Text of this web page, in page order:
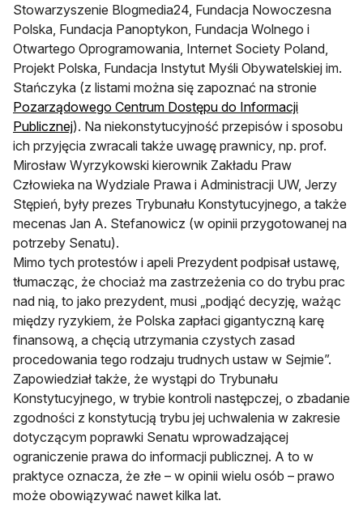
Stowarzyszenie Blogmedia24, Fundacja Nowoczesna
Polska, Fundacja Panoptykon, Fundacja Wolnego i
Otwartego Oprogramowania, Internet Society Poland,
Projekt Polska, Fundacja Instytut Myśli Obywatelskiej im.
Stańczyka (z listami można się zapoznać na stronie
Pozarządowego Centrum Dostępu do Informacji
Publicznejotwiera się w nowej karcie
). Na niekonstytucyjność przepisów i sposobu
ich przyjęcia zwracali także uwagę prawnicy, np. prof.
Mirosław Wyrzykowski kierownik Zakładu Praw
Człowieka na Wydziale Prawa i Administracji UW, Jerzy
Stępień, były prezes Trybunału Konstytucyjnego, a także
mecenas Jan A. Stefanowicz (w opinii przygotowanej na
potrzeby Senatu).
Mimo tych protestów i apeli Prezydent podpisał ustawę,
tłumacząc, że chociaż ma zastrzeżenia co do trybu prac
nad nią, to jako prezydent, musi „podjąć decyzję, ważąc
między ryzykiem, że Polska zapłaci gigantyczną karę
finansową, a chęcią utrzymania czystych zasad
procedowania tego rodzaju trudnych ustaw w Sejmie”.
Zapowiedział także, że wystąpi do Trybunału
Konstytucyjnego, w trybie kontroli następczej, o zbadanie
zgodności z konstytucją trybu jej uchwalenia w zakresie
dotyczącym poprawki Senatu wprowadzającej
ograniczenie prawa do informacji publicznej. A to w
praktyce oznacza, że złe – w opinii wielu osób – prawo
może obowiązywać nawet kilka lat.